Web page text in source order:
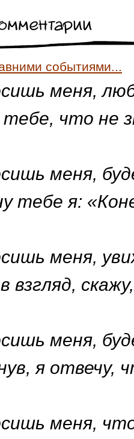
событиями...
меня,
что не
меня,
тебе я:
меня,
взгляд,
меня,
я отвечу,
меня,